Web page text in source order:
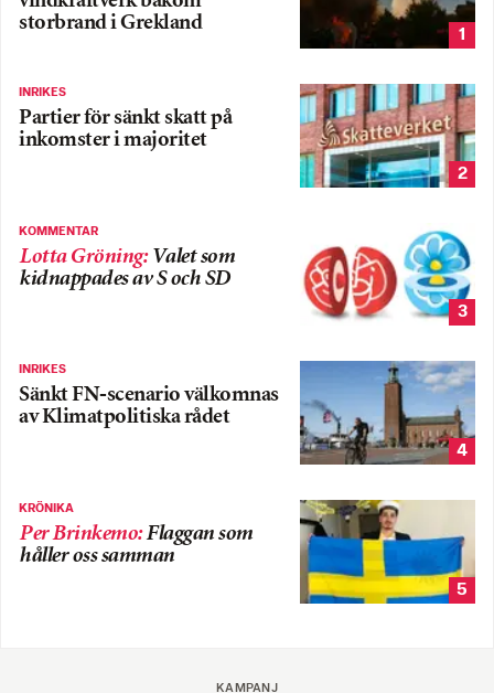
storbrand i Grekland
1
INRIKES
Partier för sänkt skatt på
inkomster i majoritet
2
KOMMENTAR
Lotta Gröning: Valet som
kidnappades av S och SD
3
INRIKES
Sänkt FN-scenario välkomnas
av Klimatpolitiska rådet
4
KRÖNIKA
Per Brinkemo:Flaggan som
håller oss samman
5
KAMPANJ